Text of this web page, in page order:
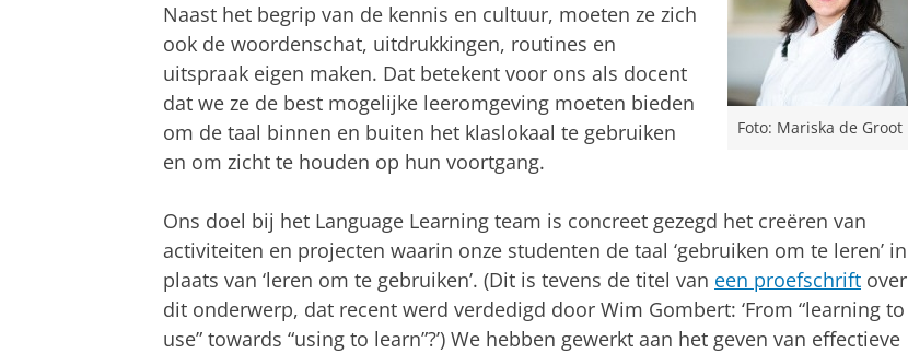
Foto: Mariska de Groot
Naast het begrip van de kennis en cultuur, moeten ze zich
ook de woordenschat, uitdrukkingen, routines en
uitspraak eigen maken. Dat betekent voor ons als docent
dat we ze de best mogelijke leeromgeving moeten bieden
om de taal binnen en buiten het klaslokaal te gebruiken
en om zicht te houden op hun voortgang.
Ons doel bij het Language Learning team is concreet gezegd het creëren van
activiteiten en projecten waarin onze studenten de taal ‘gebruiken om te leren’ in
plaats van ‘leren om te gebruiken’. (Dit is tevens de titel van een proefschrift over
dit onderwerp, dat recent werd verdedigd door Wim Gombert: ‘From “learning to
use” towards “using to learn”?’) We hebben gewerkt aan het geven van effectieve